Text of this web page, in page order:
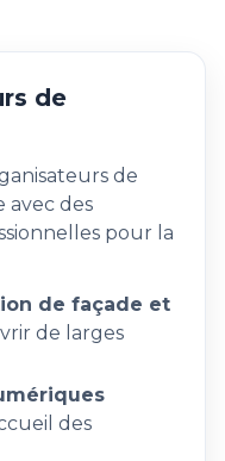
de
de
avec des
pour la
de façade et
de larges
des